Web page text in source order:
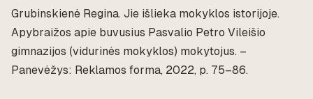
Grubinskienė Regina. Jie išlieka mokyklos istorijoje.
Apybraižos apie buvusius Pasvalio Petro Vileišio
gimnazijos (vidurinės mokyklos) mokytojus. –
Panevėžys: Reklamos forma, 2022, p. 75–86.